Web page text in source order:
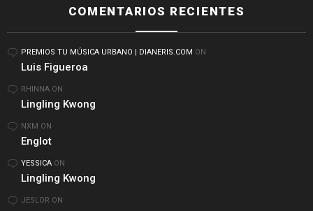
COMENTARIOS RECIENTES
PREMIOS TU MÚSICA URBANO | DIANERIS.COM ON
Luis Figueroa
RHINNA ON
Lingling Kwong
NXM ON
Englot
YESSICA ON
Lingling Kwong
JESLOR ON